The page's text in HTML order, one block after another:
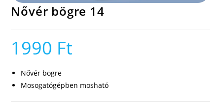
Nővér bögre 14
1990 Ft
Nővér bögre
Mosogatógépben mosható